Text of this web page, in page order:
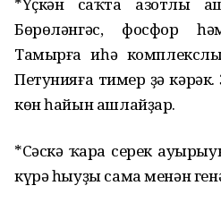
Бөрөләнгәс, фосфор
Тамырға иһә
Петунияға тимер ҙә кәрәк.
көн һайын ашлайҙар.
*Сәскә ҡара серек
күрә һыуҙы сама менән